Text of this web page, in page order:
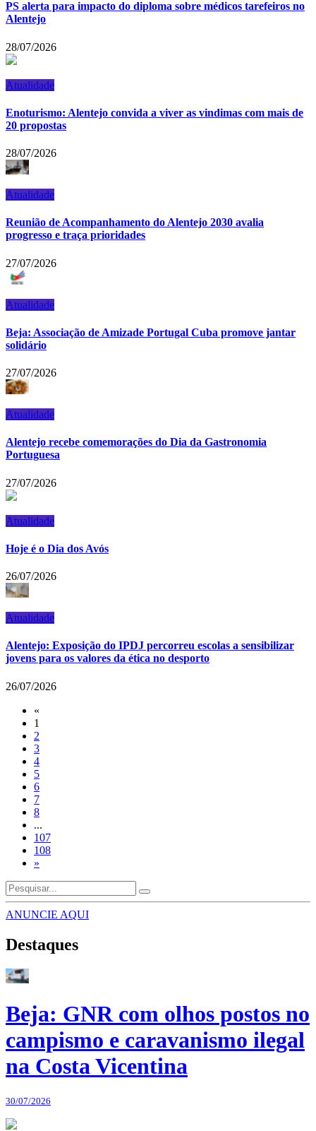
PS alerta para impacto do diploma sobre médicos tarefeiros no
Alentejo
28/07/2026
Atualidade
Enoturismo: Alentejo convida a viver as vindimas com mais de
20 propostas
28/07/2026
Atualidade
Reunião de Acompanhamento do Alentejo 2030 avalia
progresso e traça prioridades
27/07/2026
Atualidade
Beja: Associação de Amizade Portugal Cuba promove jantar
solidário
27/07/2026
Atualidade
Alentejo recebe comemorações do Dia da Gastronomia
Portuguesa
27/07/2026
Atualidade
Hoje é o Dia dos Avós
26/07/2026
Atualidade
Alentejo: Exposição do IPDJ percorreu escolas a sensibilizar
jovens para os valores da ética no desporto
26/07/2026
«
1
2
3
4
5
6
7
8
...
107
108
»
ANUNCIE AQUI
Destaques
Beja: GNR com olhos postos no
campismo e caravanismo ilegal
na Costa Vicentina
30/07/2026